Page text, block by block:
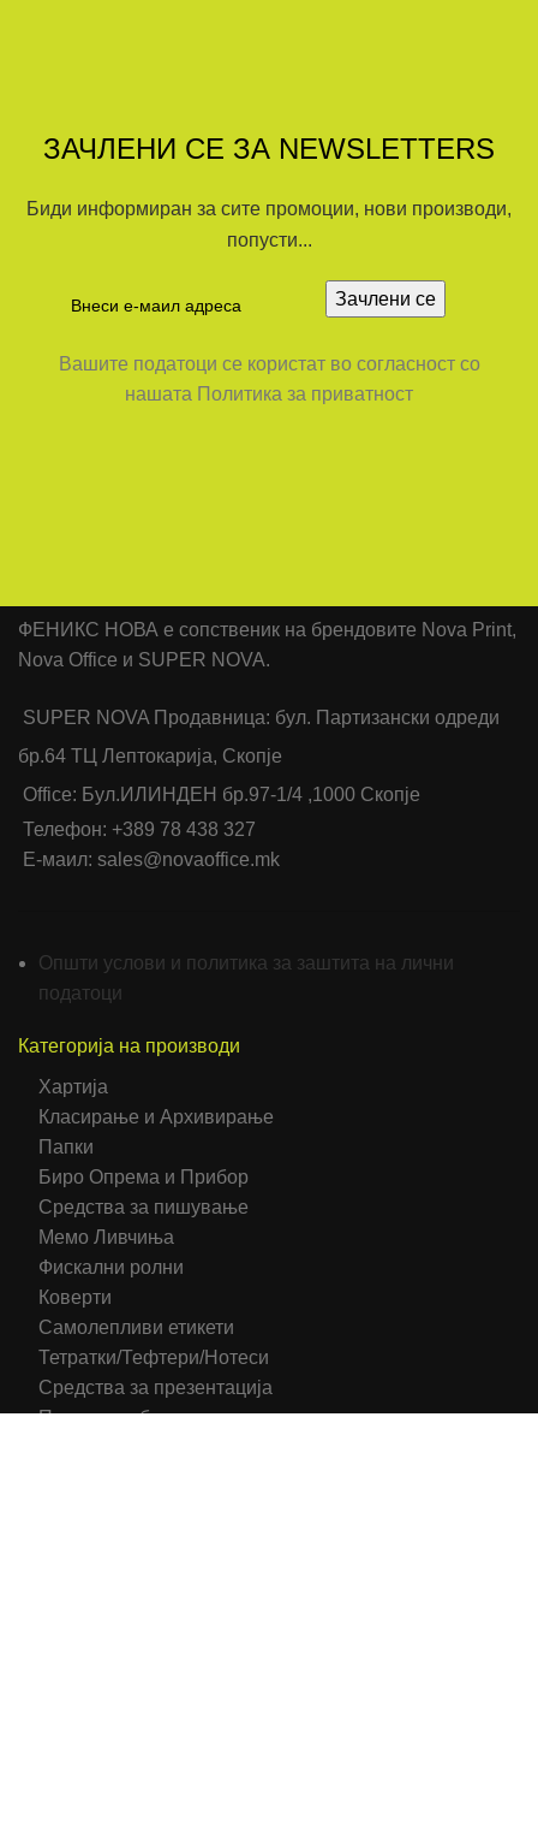
ЗАЧЛЕНИ СЕ ЗА NEWSLETTERS
Биди информиран за сите промоции, нови производи,
попусти...
Вашите податоци се користат во согласност со
нашата Политика за приватност
ФЕНИКС НОВА е сопственик на брендовите Nova Print,
Nova Office и SUPER NOVA.
SUPER NOVA Продавница: бул. Партизански одреди
бр.64 ТЦ Лептокарија, Скопје
Office: Бул.ИЛИНДЕН бр.97-1/4 ,1000 Скопје
Телефон: +389 78 438 327
Е-маил: sales@novaoffice.mk
Општи услови и политика за заштита на лични
податоци
Категорија на производи
Хартија
Класирање и Архивирање
Папки
Биро Опрема и Прибор
Средства за пишување
Мемо Ливчиња
Фискални ролни
Коверти
Самолепливи етикети
Тетратки/Тефтери/Нотеси
Средства за презентација
Печатени обрасци